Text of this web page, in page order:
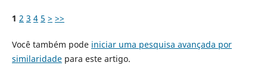
1 2 3 4 5 > >>
Você também pode iniciar uma pesquisa avançada por
similaridadepara este artigo.